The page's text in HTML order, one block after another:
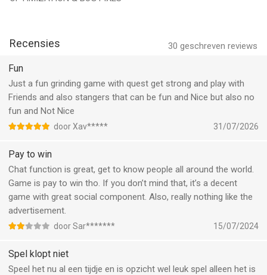
--
Top War: Battle Game van River Game HK Limited is een app
voor iPhone, iPad en iPod touch met iOS versie 12.0 of hoger,
geschikt bevonden voor gebruikers met leeftijden vanaf12 jaar
Informatie voor Top War: Battle Gameis het laatst vergeleken
30 geschreven reviews
Recensies
Fun
Just a fun grinding game with quest get strong and play with
Friends and also stangers that can be fun and Nice but also no
fun and Not Nice
door Xav***** 31/07/2026
Pay to win
Chat function is great, get to know people all around the world.
Game is pay to win tho. If you don’t mind that, it’s a decent
game with great social component. Also, really nothing like the
advertisement.
door Sar******* 15/07/2024
Spel klopt niet
Speel het nu al een tijdje en is opzicht wel leuk spel alleen het is